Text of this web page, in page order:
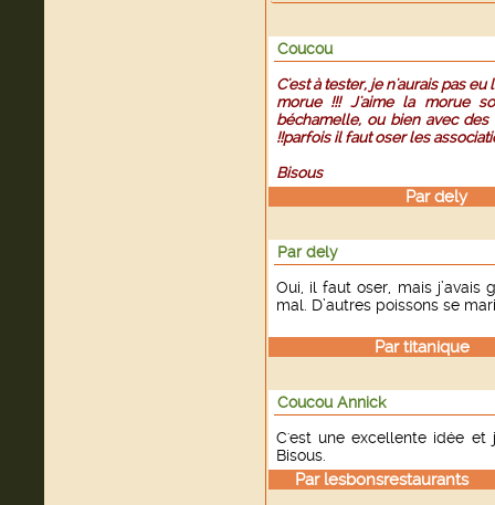
Coucou
C'est à tester, je n'aurais pas
morue !!! J'aime la morue
béchamelle, ou bien avec
!!parfois il faut oser les
Bisous
Pardelyle
Par dely
Oui, il faut oser, mais
mal. D’autres poissons se
Partitaniquele
Coucou Annick
C'est une excellente idée et
Bisous.
Par lesbonsrestaurantsle